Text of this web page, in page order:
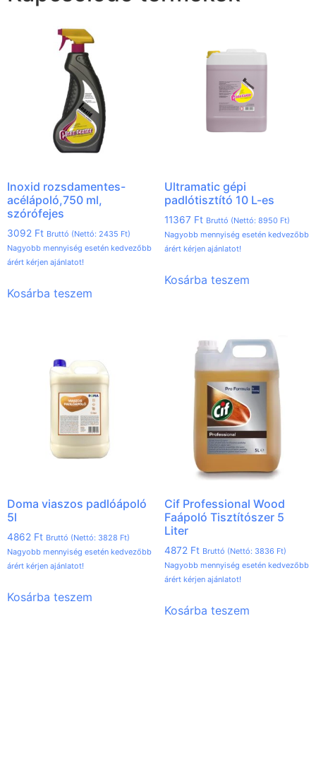
Inoxid rozsdamentes-
acélápoló,750 ml,
szórófejes
3092 Ft Bruttó (Nettó: 2435 Ft)
Nagyobb mennyiség esetén kedvezőbb
árért kérjen ajánlatot!
Kosárba teszem
Ultramatic gépi
padlótisztító 10 L-es
11367 Ft Bruttó (Nettó: 8950 Ft)
Nagyobb mennyiség esetén kedvezőbb
árért kérjen ajánlatot!
Kosárba teszem
Doma viaszos padlóápoló
5l
4862 Ft Bruttó (Nettó: 3828 Ft)
Nagyobb mennyiség esetén kedvezőbb
árért kérjen ajánlatot!
Kosárba teszem
Cif Professional Wood
Faápoló Tisztítószer 5
Liter
4872 Ft Bruttó (Nettó: 3836 Ft)
Nagyobb mennyiség esetén kedvezőbb
árért kérjen ajánlatot!
Kosárba teszem